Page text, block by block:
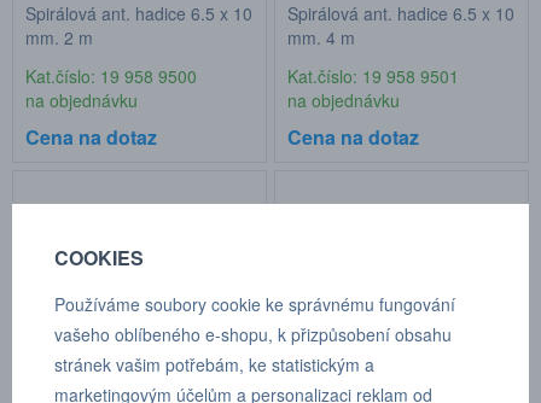
Spirálová ant. hadice 6.5 x 10
mm, 2 m
Kat.číslo: 19 958 9500
na objednávku
Cena na dotaz
Spirálová ant. hadice 6.5 x 10
mm, 4 m
Kat.číslo: 19 958 9501
na objednávku
Cena na dotaz
COOKIES
Používáme soubory cookie ke správnému fungování
vašeho oblíbeného e-shopu, k přizpůsobení obsahu
stránek vašim potřebám, ke statistickým a
marketingovým účelům a personalizaci reklam od